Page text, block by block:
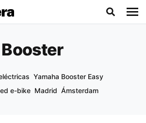
Yamaha Booster Easy
e-bike Madrid Ámsterdam